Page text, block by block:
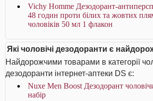
Vichy Homme Дезодорант-
48 годин проти білих та жовтих
чоловіків 50 мл 1 флакон
Які чоловічі дезодоранти є
Найдорожчими товарами в категорії
дезодоранти інтернет-аптеки DS є:
Nuxe Men Boost Дезодорант
набір